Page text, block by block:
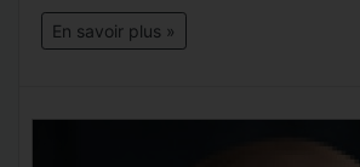
En savoir plus »